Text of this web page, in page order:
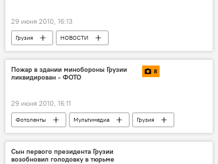
29 июня 2010, 16:13
Грузия НОВОСТИ
Пожар в здании минобороны Грузии
ликвидирован - ФОТО
8
29 июня 2010, 16:11
Фотоленты Мультимедиа
Грузия
НОВОСТИ
ПРОИСШЕСТВИЯ
Сын первого президента Грузии
возобновил голодовку в тюрьме